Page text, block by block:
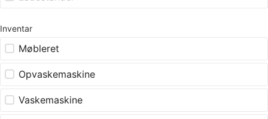
Inventar
Møbleret
Opvaskemaskine
Vaskemaskine